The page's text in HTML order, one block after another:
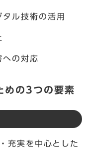
ル技術の活用
への対応
めの3つの要素
充実を中心とした